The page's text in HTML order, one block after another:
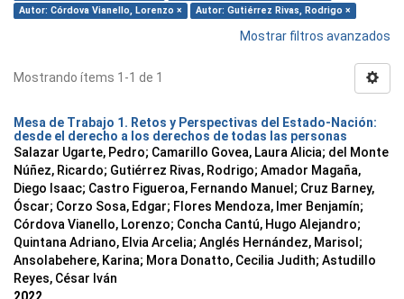
Autor: Córdova Vianello, Lorenzo ×
Autor: Gutiérrez Rivas, Rodrigo ×
Mostrar filtros avanzados
Mostrando ítems 1-1 de 1
Mesa de Trabajo 1. Retos y Perspectivas del Estado-Nación:
desde el derecho a los derechos de todas las personas
Salazar Ugarte, Pedro; Camarillo Govea, Laura Alicia; del Monte
Núñez, Ricardo; Gutiérrez Rivas, Rodrigo; Amador Magaña,
Diego Isaac; Castro Figueroa, Fernando Manuel ; Cruz Barney,
Óscar; Corzo Sosa, Edgar; Flores Mendoza, Imer Benjamín;
Córdova Vianello, Lorenzo; Concha Cantú, Hugo Alejandro;
Quintana Adriano, Elvia Arcelia; Anglés Hernández, Marisol ;
Ansolabehere, Karina; Mora Donatto, Cecilia Judith; Astudillo
Reyes, César Iván